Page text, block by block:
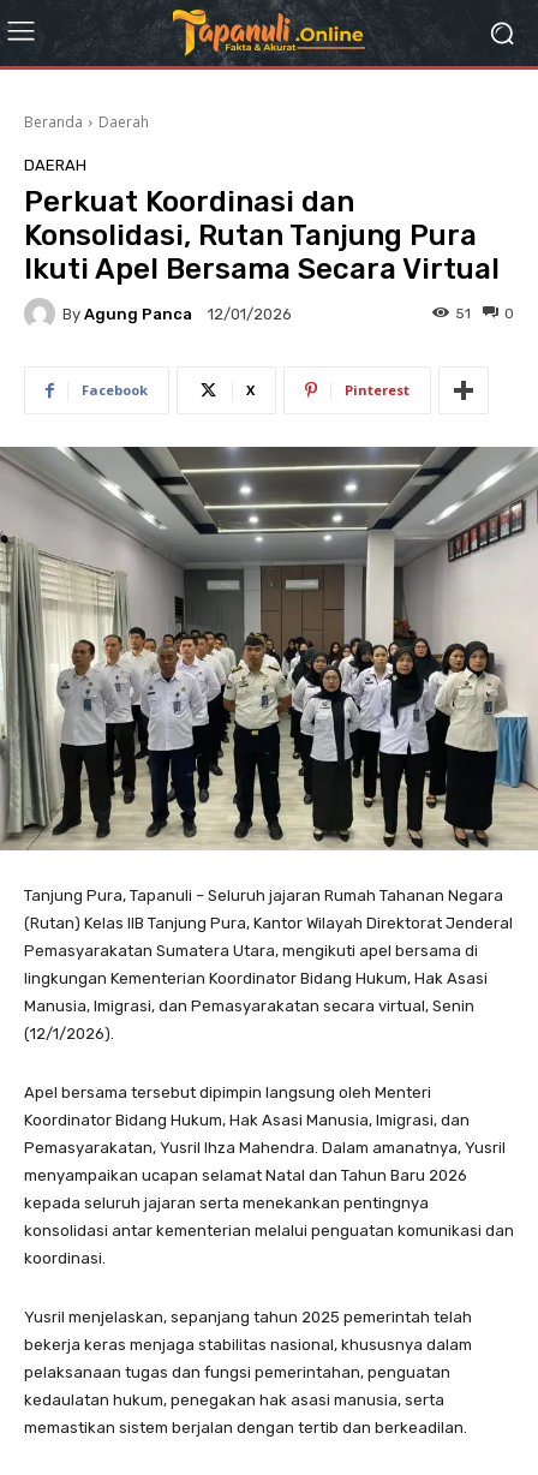
Beranda Daerah
DAERAH
Perkuat Koordinasi dan
Konsolidasi, Rutan Tanjung Pura
Ikuti Apel Bersama Secara Virtual
By Agung Panca 12/01/2026 0
51
Facebook X Pinterest
Tanjung Pura, Tapanuli – Seluruh jajaran Rumah Tahanan Negara
(Rutan) Kelas IIB Tanjung Pura, Kantor Wilayah Direktorat Jenderal
Pemasyarakatan Sumatera Utara, mengikuti apel bersama di
lingkungan Kementerian Koordinator Bidang Hukum, Hak Asasi
Manusia, Imigrasi, dan Pemasyarakatan secara virtual, Senin
(12/1/2026).
Apel bersama tersebut dipimpin langsung oleh Menteri
Koordinator Bidang Hukum, Hak Asasi Manusia, Imigrasi, dan
Pemasyarakatan, Yusril Ihza Mahendra. Dalam amanatnya, Yusril
menyampaikan ucapan selamat Natal dan Tahun Baru 2026
kepada seluruh jajaran serta menekankan pentingnya
konsolidasi antar kementerian melalui penguatan komunikasi dan
koordinasi.
Yusril menjelaskan, sepanjang tahun 2025 pemerintah telah
bekerja keras menjaga stabilitas nasional, khususnya dalam
pelaksanaan tugas dan fungsi pemerintahan, penguatan
kedaulatan hukum, penegakan hak asasi manusia, serta
memastikan sistem berjalan dengan tertib dan berkeadilan.